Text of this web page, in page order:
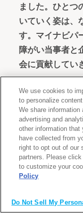
ました。ひとつ
いていく姿は、
す。マイナビパ
障がい当事者と
会に貢献してい
マイナ
We use cookies to
to personalize
We share information
advertising and
other information
have collected from
right to opt out of our
partners. Please
to customize your
Policy
Do Not Sell My